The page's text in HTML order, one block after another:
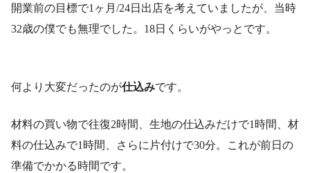
開業前の目標で1ヶ月/24日出店を考えていましたが、当時
32歳の僕でも無理でした。18日くらいがやっとです。
何より大変だったのが仕込みです。
材料の買い物で往復2時間、生地の仕込みだけで1時間、材
料の仕込みで1時間、さらに片付けで30分。これが前日の
準備でかかる時間です。